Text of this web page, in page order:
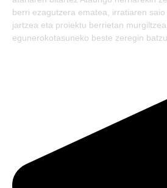
berri ezagutzera ematea, irratiaren
jartzea eta proiektu berrietan
egunerokotasuneko beste zeregin